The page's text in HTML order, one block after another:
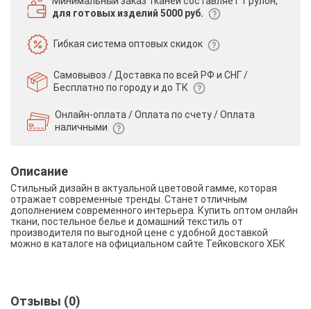
для готовых изделий 5000 руб.
Гибкая системаоптовых скидок
Самовывоз / Доставка по всей РФ и СНГ /
Бесплатно по городу и до ТК
Онлайн-оплата / Оплата по счету /Оплата
наличными
Описание
Стильный дизайн в актуальной цветовой гамме, которая
отражает современные тренды. Станет отличным
дополнением современного интерьера. Купить оптом онлайн
ткани, постельное белье и домашний текстиль от
производителя по выгодной цене с удобной доставкой
можно в каталоге на официальном сайте Тейковского ХБК
Отзывы (0)